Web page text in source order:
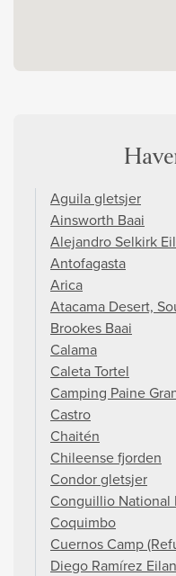
Aguila gletsjer
Ainsworth Baai
Alejandro Selkirk
Antofagasta
Arica
Atacama Desert,
Brookes Baai
Calama
Caleta Tortel
Camping Paine
Castro
Chaitén
Chileense fjorden
Condor gletsjer
Conguillio National
Coquimbo
Cuernos Camp
Diego Ramírez